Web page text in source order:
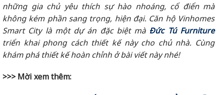
những gia chủ yêu thích sự hào nhoáng, cổ điển mà
không kém phần sang trọng, hiện đại. Căn hộ Vinhomes
Smart City là một dự án đặc biệt mà Đức Tú Furniture
triển khai phong cách thiết kế này cho chủ nhà. Cùng
khám phá thiết kế hoàn chỉnh ở bài viết này nhé!
>>> Mời xem thêm: